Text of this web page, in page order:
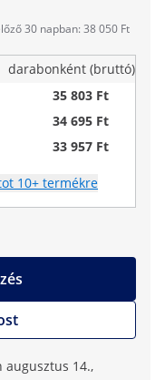
30 napban: 38 050 Ft
darabonként (bruttó)
35 803 Ft
34 695 Ft
33 957 Ft
10+ termékre
augusztus 14.,